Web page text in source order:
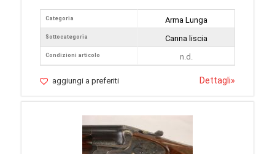
Categoria
Sottocategoria
Condizioni articolo
Arma Lunga
Canna liscia
n.d.
aggiungi a preferiti Dettagli»